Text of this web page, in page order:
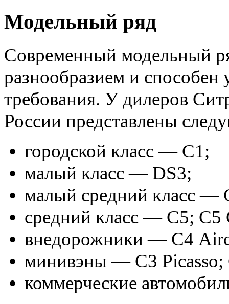
Модельный ряд
Современный модельный
разнообразием и способен
требования. У дилеров
России представлены
городской класс — С1;
малый класс — DS3;
малый средний класс —
средний класс — С5; С5
внедорожники — С4
минивэны — С3 Picasso;
коммерческие